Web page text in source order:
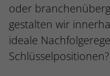
oder
gestalten wir
ideale
Schlüsselpositionen?